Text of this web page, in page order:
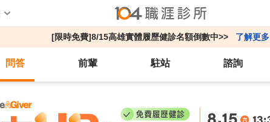
[限時免費]8/15高雄實體履歷健診名額倒數中>> 了解更多
問答 前輩 駐站 諮詢